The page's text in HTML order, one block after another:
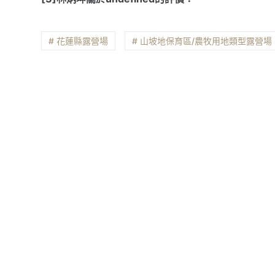
# 花蓮縣露營場 # 山坡地保育區/農牧用地類型露營場